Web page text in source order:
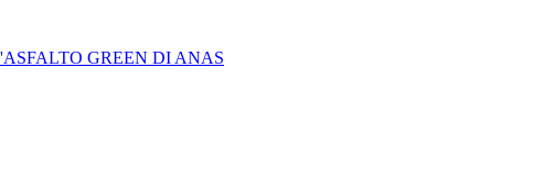
GREEN DI ANAS